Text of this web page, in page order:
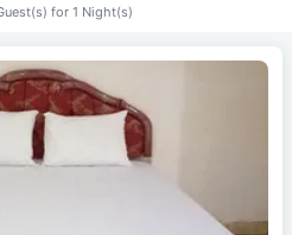
for 1 Night(s)